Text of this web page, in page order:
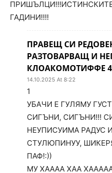
ГАДИНИ!!!!
ПРАВЕЩ СИ
РАЗТОВАРВАЩ И
КЛОАКОМОТИФФЕ
14.10.2025 At 8:22
1
УБАЧИ Е ГУЛЯМУ
СИГЪНИ, СИГЪНИ!!!
НЕУПИСУИМА РАДУС
СТУЛЮПИНУУ,
ПАФ!:))
МУ ХАААА ХАА